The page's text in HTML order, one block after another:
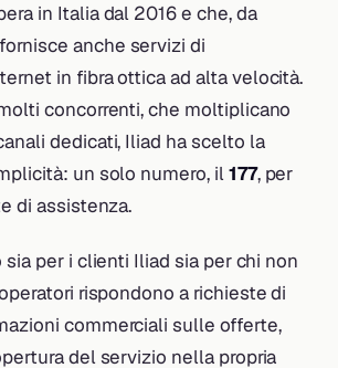
in Italia dal 2016 e che, da
anche servizi di
in fibra ottica ad alta velocità.
concorrenti, che moltiplicano
dedicati, Iliad ha scelto la
un solo numero, il177, per
di assistenza.
sia per i clienti Iliad sia per chi non
rispondono a richieste di
commerciali sulle offerte,
del servizio nella propria